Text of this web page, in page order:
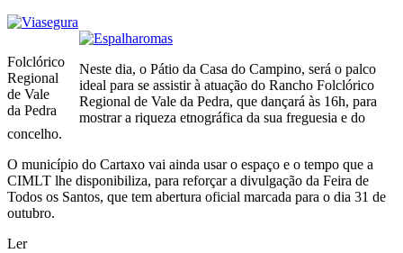
Folclórico
Regional
de Vale
da Pedra
Neste dia, o Pátio da Casa do Campino, será o palco
ideal para se assistir à atuação do Rancho Folclórico
Regional de Vale da Pedra, que dançará às 16h, para
mostrar a riqueza etnográfica da sua freguesia e do
concelho.
O município do Cartaxo vai ainda usar o espaço e o tempo que a
CIMLT lhe disponibiliza, para reforçar a divulgação da Feira de
Todos os Santos, que tem abertura oficial marcada para o dia 31 de
outubro.
Ler